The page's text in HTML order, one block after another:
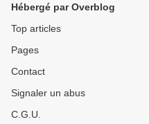
Hébergé par Overblog
Top articles
Pages
Contact
Signaler un abus
C.G.U.